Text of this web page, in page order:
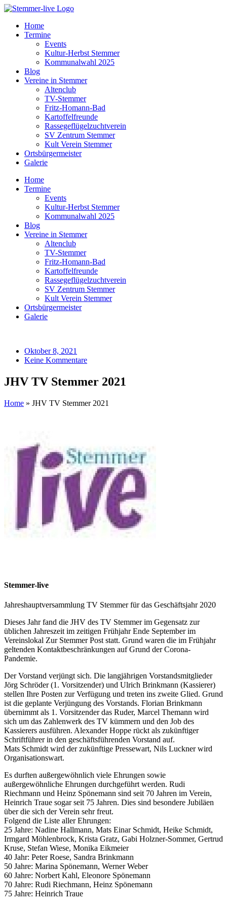
Home
Termine
Events
Kultur-Herbst Stemmer
Kommunalwahl 2025
Blog
Vereine in Stemmer
Altenclub
TV-Stemmer
Fritz-Homann-Bad
Kartoffelfreunde
Rassegeflügelzuchtverein
SV Zentrum Stemmer
Kult Verein Stemmer
Ortsbürgermeister
Galerie
Home
Termine
Events
Kultur-Herbst Stemmer
Kommunalwahl 2025
Blog
Vereine in Stemmer
Altenclub
TV-Stemmer
Fritz-Homann-Bad
Kartoffelfreunde
Rassegeflügelzuchtverein
SV Zentrum Stemmer
Kult Verein Stemmer
Ortsbürgermeister
Galerie
Oktober 8, 2021
Keine Kommentare
JHV TV Stemmer 2021
Home » JHV TV Stemmer 2021
Stemmer-live
Jahreshauptversammlung TV Stemmer für das Geschäftsjahr 2020
Dieses Jahr fand die JHV des TV Stemmer im Gegensatz zur
üblichen Jahreszeit im zeitigen Frühjahr Ende September im
Vereinslokal Zur Stemmer Post statt. Grund waren die im Frühjahr
geltenden Kontaktbeschränkungen auf Grund der Corona-
Pandemie.
Der Vorstand verjüngt sich. Die langjährigen Vorstandsmitglieder
Jörg Schröder (1. Vorsitzender) und Ulrich Brinkmann (Kassierer)
stellen Ihre Posten zur Verfügung und treten ins zweite Glied. Grund
ist die geplante Verjüngung des Vorstands. Florian Brinkmann
übernimmt als 1. Vorsitzender das Ruder, Marcel Themann wird
sich um das Zahlenwerk des TV kümmern und den Job des
Kassierers ausführen. Alexander Hoppe rückt als zukünftiger
Schriftführer in den geschäftsführenden Vorstand auf.
Mats Schmidt wird der zukünftige Pressewart, Nils Luckner wird
Organisationswart.
Es durften außergewöhnlich viele Ehrungen sowie
außergewöhnliche Ehrungen durchgeführt werden. Rudi
Riechmann und Heinz Spönemann sind seit 70 Jahren im Verein,
Heinrich Traue sogar seit 75 Jahren. Dies sind besondere Jubiläen
über die sich der Verein sehr freut.
Folgend die Liste aller Ehrungen:
25 Jahre: Nadine Hallmann, Mats Einar Schmidt, Heike Schmidt,
Irmgard Möhlenbrock, Krista Gratz, Gabi Holzner-Sommer, Gertrud
Kruse, Stefan Wiese, Monika Eikmeier
40 Jahr: Peter Roese, Sandra Brinkmann
50 Jahre: Marina Spönemann, Werner Weber
60 Jahre: Norbert Kahl, Eleonore Spönemann
70 Jahre: Rudi Riechmann, Heinz Spönemann
75 Jahre: Heinrich Traue